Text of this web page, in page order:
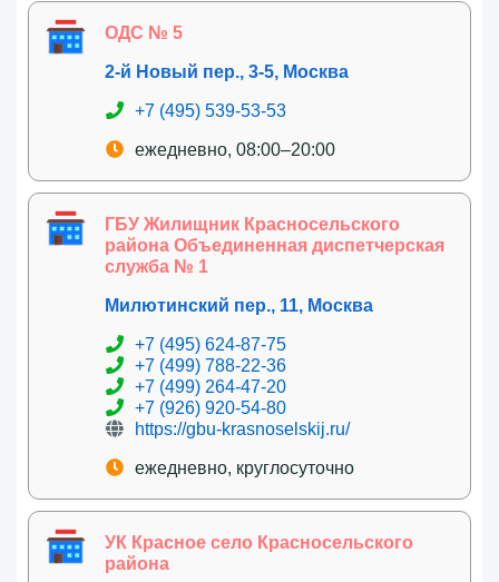
ОДС № 5
2-й Новый пер., 3-5, Москва
+7 (495) 539-53-53
ежедневно, 08:00–20:00
ГБУ Жилищник Красносельского
района Объединенная диспетчерская
служба № 1
Милютинский пер., 11, Москва
+7 (495) 624-87-75
+7 (499) 788-22-36
+7 (499) 264-47-20
+7 (926) 920-54-80
https://gbu-krasnoselskij.ru/
ежедневно, круглосуточно
УК Красное село Красносельского
района